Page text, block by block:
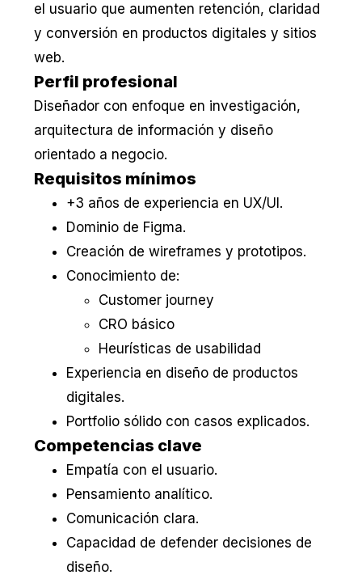
el usuario que aumenten retención, claridad
y conversión en productos digitales y sitios
web.
Perfil profesional
Diseñador con enfoque en investigación,
arquitectura de información y diseño
orientado a negocio.
Requisitos mínimos
+3 años de experiencia en UX/UI.
Dominio de Figma.
Creación de wireframes y prototipos.
Conocimiento de:
Customer journey
CRO básico
Heurísticas de usabilidad
Experiencia en diseño de productos
digitales.
Portfolio sólido con casos explicados.
Competencias clave
Empatía con el usuario.
Pensamiento analítico.
Comunicación clara.
Capacidad de defender decisiones de
diseño.